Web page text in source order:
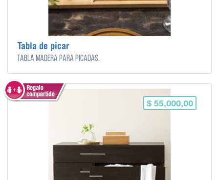
Tabla de picar
Tabla madera para picadas.
$ 55,000,00